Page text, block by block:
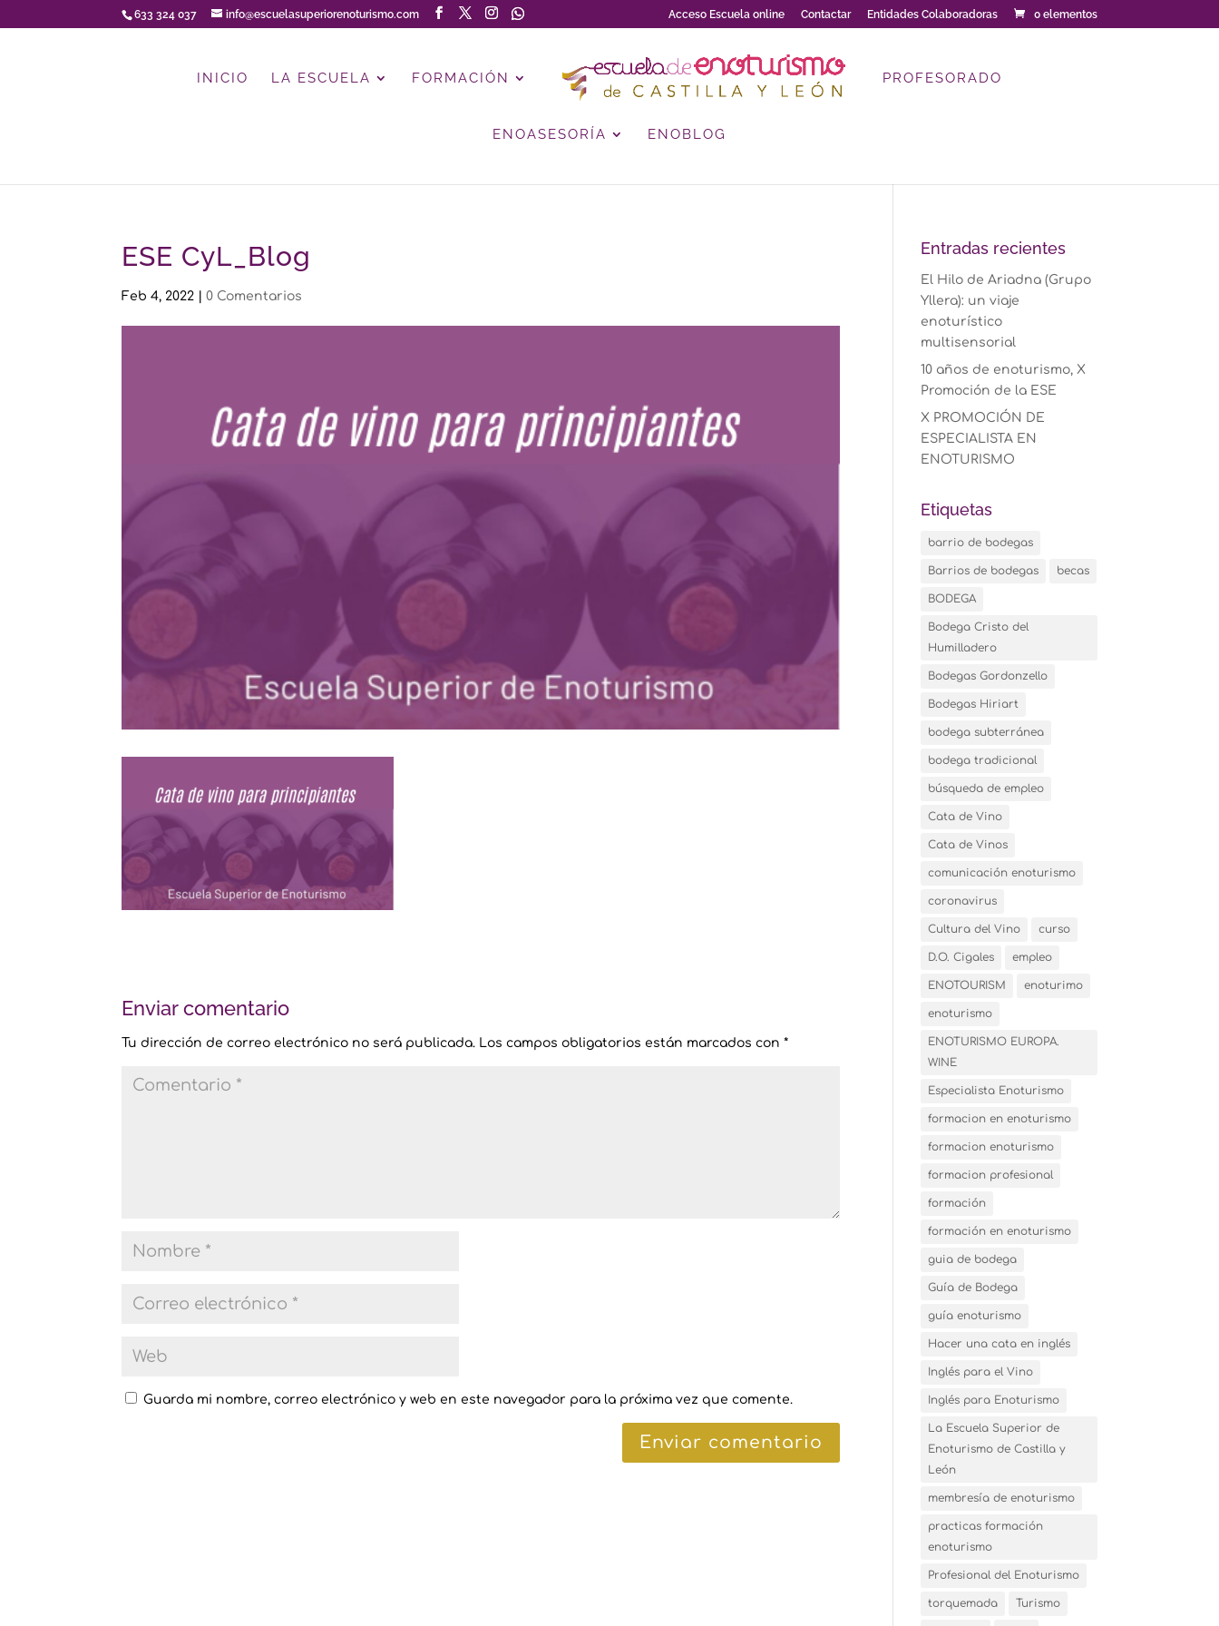
633 324 037 info@escuelasuperiorenoturismo.com Acceso Escuela online Contactar Entidades Colaboradoras 0 elementos
INICIO LA ESCUELA FORMACIÓN PROFESORADO
ENOASESORÍA ENOBLOG
ESE CyL_Blog
Feb 4, 2022 |0 Comentarios
Enviar comentario
Tu dirección de correo electrónico no será publicada. Los campos obligatorios están marcados con*
Guarda mi nombre, correo electrónico y web en este navegador para la próxima vez que comente.
Entradas recientes
El Hilo de Ariadna (Grupo
Yllera): un viaje
enoturístico
multisensorial
10 años de enoturismo, X
Promoción de la ESE
X PROMOCIÓN DE
ESPECIALISTA EN
ENOTURISMO
Etiquetas
barrio de bodegas
Barrios de bodegas becas
BODEGA
Bodega Cristo del
Humilladero
Bodegas Gordonzello
Bodegas Hiriart
bodega subterránea
bodega tradicional
búsqueda de empleo
Cata de Vino
Cata de Vinos
comunicación enoturismo
coronavirus
Cultura del Vino curso
D.O. Cigales empleo
ENOTOURISM enoturimo
enoturismo
ENOTURISMO EUROPA.
WINE
Especialista Enoturismo
formacion en enoturismo
formacion enoturismo
formacion profesional
formación
formación en enoturismo
guia de bodega
Guía de Bodega
guía enoturismo
Hacer una cata en inglés
Inglés para el Vino
Inglés para Enoturismo
La Escuela Superior de
Enoturismo de Castilla y
León
membresía de enoturismo
practicas formación
enoturismo
Profesional del Enoturismo
torquemada Turismo